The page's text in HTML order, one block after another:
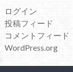
ログイン
投稿フィード
コメントフィード
WordPress.org